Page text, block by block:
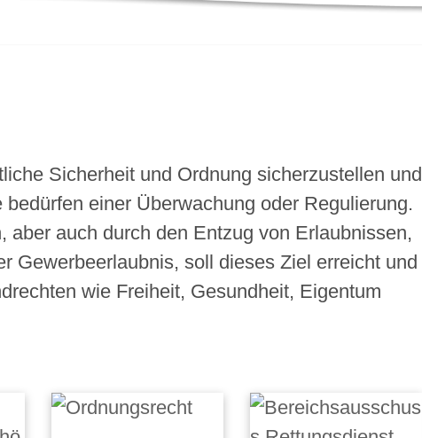
Sicherheit und Ordnung sicherzustellen und
einer Überwachung oder Regulierung.
auch durch den Entzug von Erlaubnissen,
Gewerbeerlaubnis, soll dieses Ziel erreicht und
wie Freiheit, Gesundheit, Eigentum